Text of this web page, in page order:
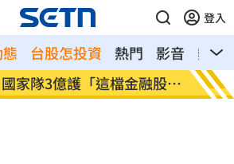
登入
台股怎投資 熱門 影音
熱搜
歷「3碩1博」 台大發聲了
官方
助